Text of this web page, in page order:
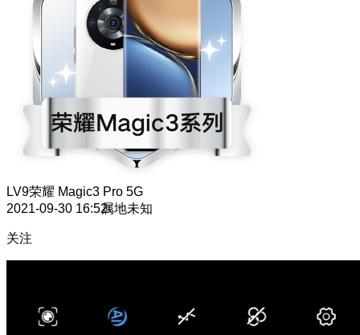
LV9荣耀 Magic3 Pro 5G
2021-09-30 16:52属地未知
关注